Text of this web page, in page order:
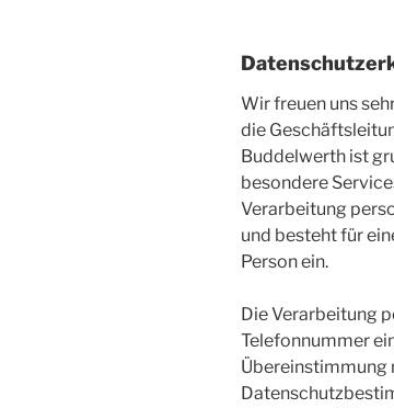
Wir freuen uns
die
Buddelwerth ist
besondere
Verarbeitung
und besteht für
Person ein.
Die Verarbeitung
Telefonnummer
Übereinstimmung